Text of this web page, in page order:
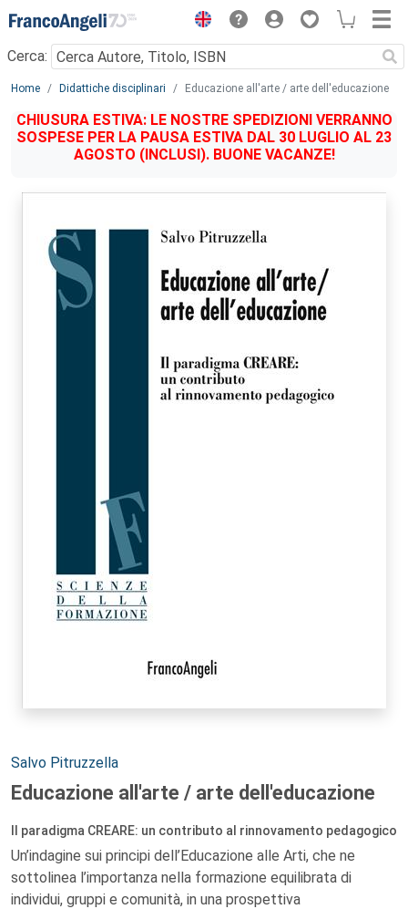
Menu
Cerca:
Main content
Home Didattiche disciplinari Educazione all'arte / arte dell'educazione
CHIUSURA ESTIVA: LE NOSTRE SPEDIZIONI VERRANNO
SOSPESE PER LA PAUSA ESTIVA DAL 30 LUGLIO AL 23
AGOSTO (INCLUSI). BUONE VACANZE!
Autori:
Salvo Pitruzzella
Educazione all'arte / arte dell'educazione
Il paradigma CREARE: un contributo al rinnovamento pedagogico
Un’indagine sui principi dell’Educazione alle Arti, che ne
sottolinea l’importanza nella formazione equilibrata di
individui, gruppi e comunità, in una prospettiva